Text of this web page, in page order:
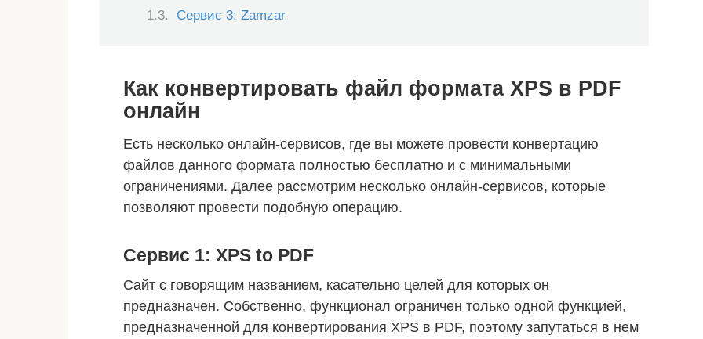
Сервис 3: Zamzar
Как конвертировать файл формата XPS в PDF
онлайн
Есть несколько онлайн-сервисов, где вы можете провести конвертацию
файлов данного формата полностью бесплатно и с минимальными
ограничениями. Далее рассмотрим несколько онлайн-сервисов, которые
позволяют провести подобную операцию.
Сервис 1: XPS to PDF
Сайт с говорящим названием, касательно целей для которых он
предназначен. Собственно, функционал ограничен только одной функцией,
предназначенной для конвертирования XPS в PDF, поэтому запутаться в нем